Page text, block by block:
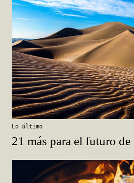
Lo último
21 más para el futuro